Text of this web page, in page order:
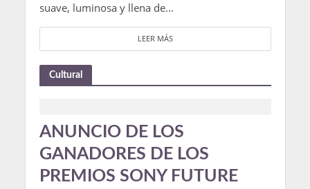
suave, luminosa y llena de...
LEER MÁS
Cultural
ANUNCIO DE LOS
GANADORES DE LOS
PREMIOS SONY FUTURE